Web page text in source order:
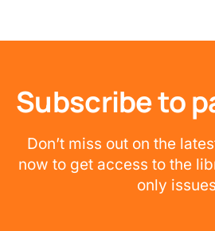
Subscribe to
Don’t miss out on the
now to get access to the
only